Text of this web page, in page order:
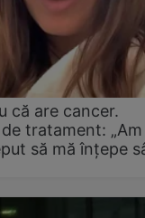
că are cancer.
tratament:
să mă înțepe